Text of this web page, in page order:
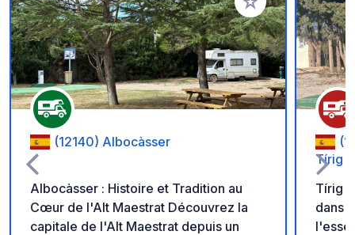
Ajouter à vos
(12140) Albocàsser
Albocàsser : Histoire et Tradition au
Cœur de l'Alt Maestrat Découvrez la
capitale de l'Alt Maestrat depuis un
Tírig
Tírig :
dans l'Alt